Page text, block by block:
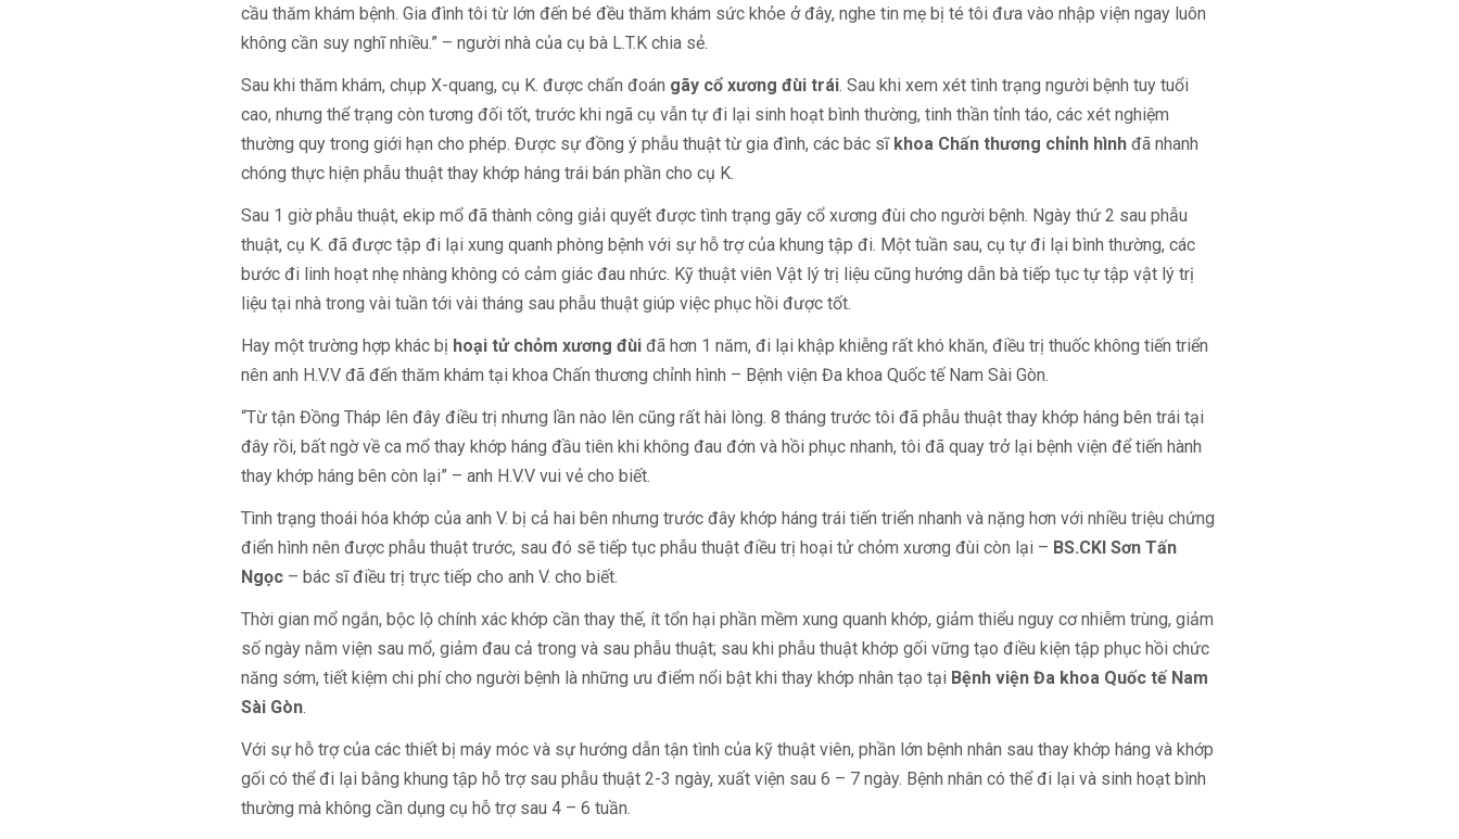
cầu thăm khám bệnh. Gia đình tôi từ lớn đến bé đều thăm khám sức khỏe ở đây, nghe tin mẹ bị té tôi đưa vào nhập viện ngay luôn
không cần suy nghĩ nhiều.” – người nhà của cụ bà L.T.K chia sẻ.
Sau khi thăm khám, chụp X-quang, cụ K. được chẩn đoán gãy cổ xương đùi trái. Sau khi xem xét tình trạng người bệnh tuy tuổi
cao, nhưng thể trạng còn tương đối tốt, trước khi ngã cụ vẫn tự đi lại sinh hoạt bình thường, tinh thần tỉnh táo, các xét nghiệm
thường quy trong giới hạn cho phép. Được sự đồng ý phẫu thuật từ gia đình, các bác sĩ khoa Chấn thương chỉnh hình đã nhanh
chóng thực hiện phẫu thuật thay khớp háng trái bán phần cho cụ K.
Sau 1 giờ phẫu thuật, ekip mổ đã thành công giải quyết được tình trạng gãy cổ xương đùi cho người bệnh. Ngày thứ 2 sau phẫu
thuật, cụ K. đã được tập đi lại xung quanh phòng bệnh với sự hỗ trợ của khung tập đi. Một tuần sau, cụ tự đi lại bình thường, các
bước đi linh hoạt nhẹ nhàng không có cảm giác đau nhức. Kỹ thuật viên Vật lý trị liệu cũng hướng dẫn bà tiếp tục tự tập vật lý trị
liệu tại nhà trong vài tuần tới vài tháng sau phẫu thuật giúp việc phục hồi được tốt.
Hay một trường hợp khác bị hoại tử chỏm xương đùi đã hơn 1 năm, đi lại khập khiễng rất khó khăn, điều trị thuốc không tiến triển
nên anh H.V.V đã đến thăm khám tại khoa Chấn thương chỉnh hình – Bệnh viện Đa khoa Quốc tế Nam Sài Gòn.
“Từ tận Đồng Tháp lên đây điều trị nhưng lần nào lên cũng rất hài lòng. 8 tháng trước tôi đã phẫu thuật thay khớp háng bên trái tại
đây rồi, bất ngờ về ca mổ thay khớp háng đầu tiên khi không đau đớn và hồi phục nhanh, tôi đã quay trở lại bệnh viện để tiến hành
thay khớp háng bên còn lại” – anh H.V.V vui vẻ cho biết.
Tình trạng thoái hóa khớp của anh V. bị cả hai bên nhưng trước đây khớp háng trái tiến triển nhanh và nặng hơn với nhiều triệu chứng
điển hình nên được phẫu thuật trước, sau đó sẽ tiếp tục phẫu thuật điều trị hoại tử chỏm xương đùi còn lại – BS.CKI Sơn Tấn
Ngọc – bác sĩ điều trị trực tiếp cho anh V. cho biết.
Thời gian mổ ngắn, bộc lộ chính xác khớp cần thay thế, ít tổn hại phần mềm xung quanh khớp, giảm thiểu nguy cơ nhiễm trùng, giảm
số ngày nằm viện sau mổ, giảm đau cả trong và sau phẫu thuật; sau khi phẫu thuật khớp gối vững tạo điều kiện tập phục hồi chức
năng sớm, tiết kiệm chi phí cho người bệnh là những ưu điểm nổi bật khi thay khớp nhân tạo tại Bệnh viện Đa khoa Quốc tế Nam
Sài Gòn.
Với sự hỗ trợ của các thiết bị máy móc và sự hướng dẫn tận tình của kỹ thuật viên, phần lớn bệnh nhân sau thay khớp háng và khớp
gối có thể đi lại bằng khung tập hỗ trợ sau phẫu thuật 2-3 ngày, xuất viện sau 6 – 7 ngày. Bệnh nhân có thể đi lại và sinh hoạt bình
thường mà không cần dụng cụ hỗ trợ sau 4 – 6 tuần.